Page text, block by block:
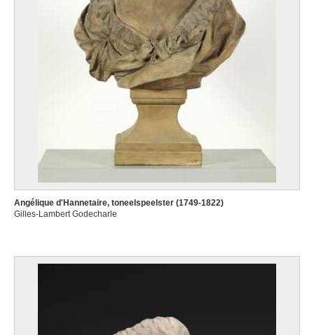
Angélique d'Hannetaire, toneelspeelster (1749-1822)
Gilles-Lambert Godecharle